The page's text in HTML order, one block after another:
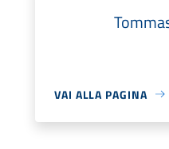
VAI ALLA PAGINA